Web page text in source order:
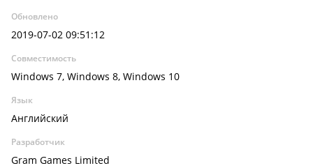
Обновлено
2019-07-02 09:51:12
Совместимость
Windows 7, Windows 8, Windows 10
Язык
Английский
Разработчик
Gram Games Limited